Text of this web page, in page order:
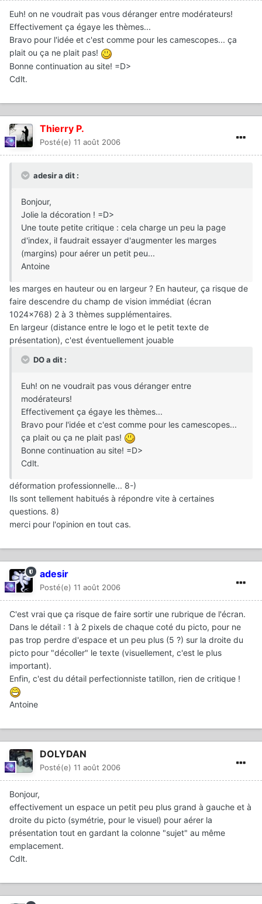
Euh! on ne voudrait pas vous déranger entre modérateurs!
Effectivement ça égaye les thèmes...
Bravo pour l'idée et c'est comme pour les camescopes... ça
plait ou ça ne plait pas!
Bonne continuation au site! =D>
Cdlt.
Thierry P.
Posté(e) 11 août 2006
adesir a dit :
Bonjour,
Jolie la décoration ! =D>
Une toute petite critique : cela charge un peu la page
d'index, il faudrait essayer d'augmenter les marges
(margins) pour aérer un petit peu...
Antoine
les marges en hauteur ou en largeur ? En hauteur, ça risque de
faire descendre du champ de vision immédiat (écran
1024x768) 2 à 3 thèmes supplémentaires.
En largeur (distance entre le logo et le petit texte de
présentation), c'est éventuellement jouable
DO a dit :
Euh! on ne voudrait pas vous déranger entre
modérateurs!
Effectivement ça égaye les thèmes...
Bravo pour l'idée et c'est comme pour les camescopes...
ça plait ou ça ne plait pas!
Bonne continuation au site! =D>
Cdlt.
déformation professionnelle... 8-)
Ils sont tellement habitués à répondre vite à certaines
questions. 8)
merci pour l'opinion en tout cas.
adesir
Posté(e) 11 août 2006
C'est vrai que ça risque de faire sortir une rubrique de l'écran.
Dans le détail : 1 à 2 pixels de chaque coté du picto, pour ne
pas trop perdre d'espace et un peu plus (5 ?) sur la droite du
picto pour "décoller" le texte (visuellement, c'est le plus
important).
Enfin, c'est du détail perfectionniste tatillon, rien de critique !
Antoine
DOLYDAN
Posté(e) 11 août 2006
Bonjour,
effectivement un espace un petit peu plus grand à gauche et à
droite du picto (symétrie, pour le visuel) pour aérer la
présentation tout en gardant la colonne "sujet" au même
emplacement.
Cdlt.